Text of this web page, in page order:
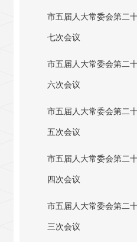
市五届人大常委会第二
七次会议
市五届人大常委会第二
六次会议
市五届人大常委会第二
五次会议
市五届人大常委会第二
四次会议
市五届人大常委会第二
三次会议